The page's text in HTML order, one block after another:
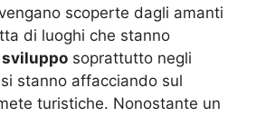
scoperte dagli amanti
di luoghi che stanno
sviluppo soprattutto negli
stanno affacciando sul
turistiche. Nonostante un